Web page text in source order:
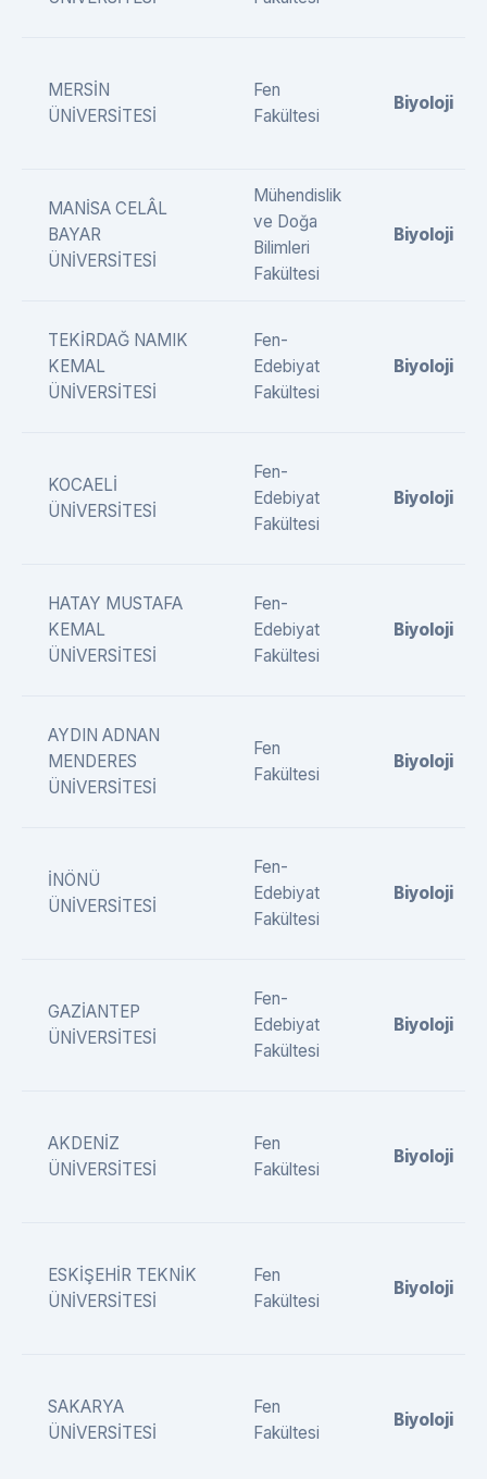
MERSİN
ÜNİVERSİTESİ
Fen
Fakültesi
Biyoloji
MANİSA CELÂL
BAYAR
ÜNİVERSİTESİ
Mühendislik
ve Doğa
Bilimleri
Fakültesi
Biyoloji
TEKİRDAĞ NAMIK
KEMAL
ÜNİVERSİTESİ
Fen-
Edebiyat
Fakültesi
Biyoloji
KOCAELİ
ÜNİVERSİTESİ
Fen-
Edebiyat
Fakültesi
Biyoloji
HATAY MUSTAFA
KEMAL
ÜNİVERSİTESİ
Fen-
Edebiyat
Fakültesi
Biyoloji
AYDIN ADNAN
MENDERES
ÜNİVERSİTESİ
Fen
Fakültesi
Biyoloji
İNÖNÜ
ÜNİVERSİTESİ
Fen-
Edebiyat
Fakültesi
Biyoloji
GAZİANTEP
ÜNİVERSİTESİ
Fen-
Edebiyat
Fakültesi
Biyoloji
AKDENİZ
ÜNİVERSİTESİ
Fen
Fakültesi
Biyoloji
ESKİŞEHİR TEKNİK
ÜNİVERSİTESİ
Fen
Fakültesi
Biyoloji
SAKARYA
ÜNİVERSİTESİ
Fen
Fakültesi
Biyoloji